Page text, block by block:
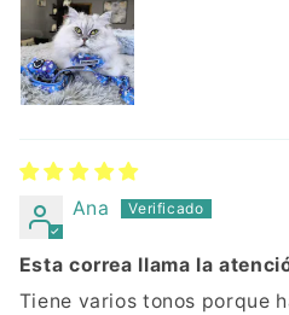
Ana
Esta correa llama la
Tiene varios tonos porque